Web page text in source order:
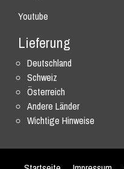
Youtube
Lieferung
Deutschland
Schweiz
Österreich
Andere Länder
Wichtige Hinweise